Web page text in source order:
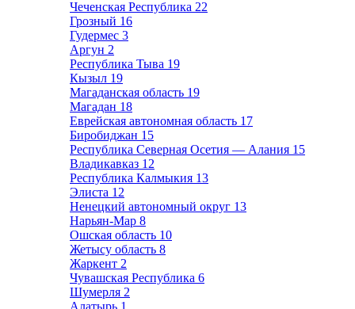
Чеченская Республика 22
Грозный 16
Гудермес 3
Аргун 2
Республика Тыва 19
Кызыл 19
Магаданская область 19
Магадан 18
Еврейская автономная область 17
Биробиджан 15
Республика Северная Осетия — Алания 15
Владикавказ 12
Республика Калмыкия 13
Элиста 12
Ненецкий автономный округ 13
Нарьян-Мар 8
Ошская область 10
Жетысу область 8
Жаркент 2
Чувашская Республика 6
Шумерля 2
Алатырь 1